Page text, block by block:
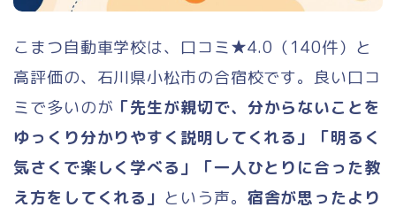
こまつ自動車学校は、口コミ★4.0（140件）と
高評価の、石川県小松市の合宿校です。良い口コ
ミで多いのが 「先生が親切で、分からないことを
ゆっくり分かりやすく説明してくれる」「明るく
気さくで楽しく学べる」「一人ひとりに合った教
え方をしてくれる」 という声。 宿舎が思ったより